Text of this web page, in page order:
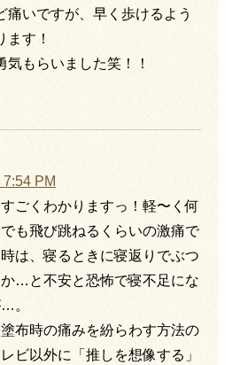
痛いですが、早く歩けるよう
ます！
気もらいました笑！！
PM
ごくわかりますっ！軽〜く何
も飛び跳ねるくらいの激痛で
は、寝るときに寝返りでぶつ
…と不安と恐怖で寝不足にな
。
布時の痛みを紛らわす方法の
ビ以外に「推しを想像する」